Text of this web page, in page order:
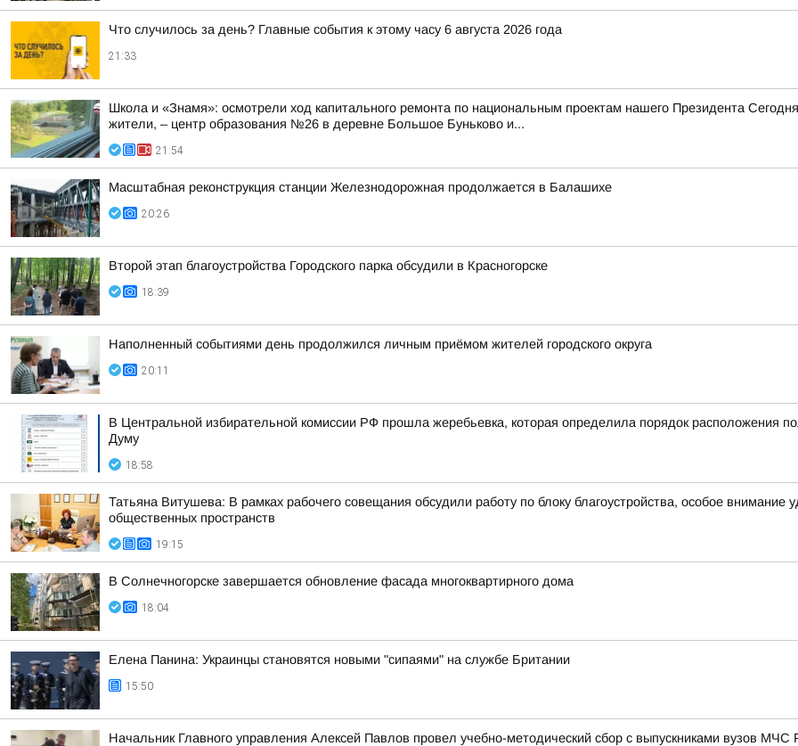
Что случилось за день? Главные события к этому часу 6 августа 2026 года
21:33
Школа и «Знамя»: осмотрели ход капитального ремонта по национальным проектам нашего Президента
жители, – центр образования №26 в деревне Большое Буньково и...
21:54
Масштабная реконструкция станции Железнодорожная продолжается в Балашихе
20:26
Второй этап благоустройства Городского парка обсудили в Красногорске
18:39
Наполненный событиями день продолжился личным приёмом жителей городского округа
20:11
В Центральной избирательной комиссии РФ прошла жеребьевка, которая определила порядок расположения
Думу
18:58
Татьяна Витушева: В рамках рабочего совещания обсудили работу по блоку благоустройства, особое внимание
общественных пространств
19:15
В Солнечногорске завершается обновление фасада многоквартирного дома
18:04
Елена Панина: Украинцы становятся новыми "сипаями" на службе Британии
15:50
Начальник Главного управления Алексей Павлов провел учебно-методический сбор с выпускниками вузов МЧС